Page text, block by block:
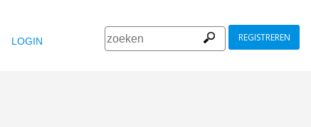
LOGIN REGISTREREN